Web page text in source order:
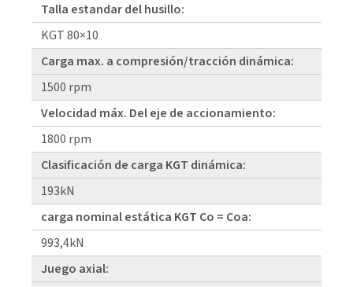
Talla estandar del husillo:
KGT 80×10
Carga max. a compresión/tracción dinámica:
1500 rpm
Velocidad máx. Del eje de accionamiento:
1800 rpm
Clasificación de carga KGT dinámica:
193kN
carga nominal estática KGT Co = Coa:
993,4kN
Juego axial: